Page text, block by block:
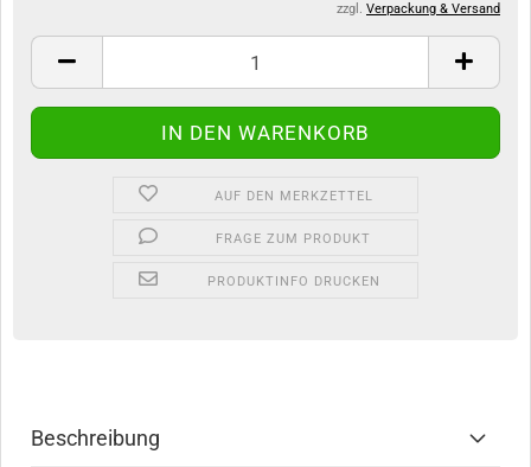
zzgl. Verpackung & Versand
AUF DEN MERKZETTEL
FRAGE ZUM PRODUKT
PRODUKTINFO DRUCKEN
Beschreibung